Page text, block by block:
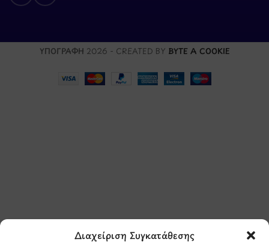
Διαχείριση Συγκατάθεσης
ΥΠΟΓΡΑΦΗ 2026 - CREATED BY BYTE A COOKIE